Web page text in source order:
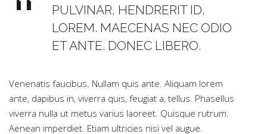
PULVINAR, HENDRERIT ID,
LOREM. MAECENAS NEC ODIO
ET ANTE. DONEC LIBERO.
Venenatis faucibus. Nullam quis ante. Aliquam lorem
ante, dapibus in, viverra quis, feugiat a, tellus. Phasellus
viverra nulla ut metus varius laoreet. Quisque rutrum.
Aenean imperdiet. Etiam ultricies nisi vel augue.